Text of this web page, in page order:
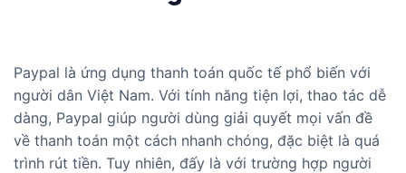
Paypal là ứng dụng thanh toán quốc tế phổ biến với
người dân Việt Nam. Với tính năng tiện lợi, thao tác dễ
dàng, Paypal giúp người dùng giải quyết mọi vấn đề
về thanh toán một cách nhanh chóng, đặc biệt là quá
trình rút tiền. Tuy nhiên, đấy là với trường hợp người